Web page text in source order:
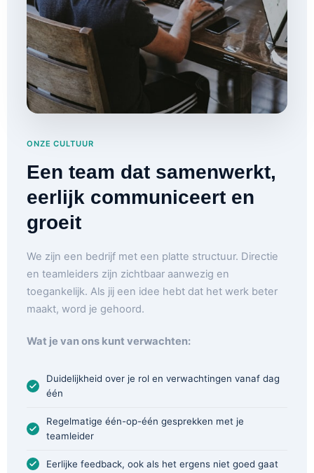
ONZE CULTUUR
Een team dat samenwerkt,
eerlijk communiceert en
groeit
We zijn een bedrijf met een platte structuur. Directie
en teamleiders zijn zichtbaar aanwezig en
toegankelijk. Als jij een idee hebt dat het werk beter
maakt, word je gehoord.
Wat je van ons kunt verwachten:
Duidelijkheid over je rol en verwachtingen vanaf dag
één
Regelmatige één-op-één gesprekken met je
teamleider
Eerlijke feedback, ook als het ergens niet goed gaat